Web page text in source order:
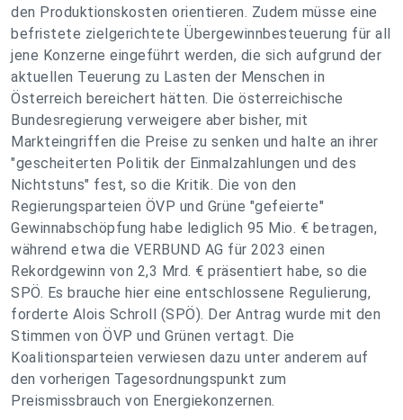
den Produktionskosten orientieren. Zudem müsse eine
befristete zielgerichtete Übergewinnbesteuerung für all
jene Konzerne eingeführt werden, die sich aufgrund der
aktuellen Teuerung zu Lasten der Menschen in
Österreich bereichert hätten. Die österreichische
Bundesregierung verweigere aber bisher, mit
Markteingriffen die Preise zu senken und halte an ihrer
"gescheiterten Politik der Einmalzahlungen und des
Nichtstuns" fest, so die Kritik. Die von den
Regierungsparteien ÖVP und Grüne "gefeierte"
Gewinnabschöpfung habe lediglich 95 Mio. € betragen,
während etwa die VERBUND AG für 2023 einen
Rekordgewinn von 2,3 Mrd. € präsentiert habe, so die
SPÖ. Es brauche hier eine entschlossene Regulierung,
forderte Alois Schroll (SPÖ). Der Antrag wurde mit den
Stimmen von ÖVP und Grünen vertagt. Die
Koalitionsparteien verwiesen dazu unter anderem auf
den vorherigen Tagesordnungspunkt zum
Preismissbrauch von Energiekonzernen.